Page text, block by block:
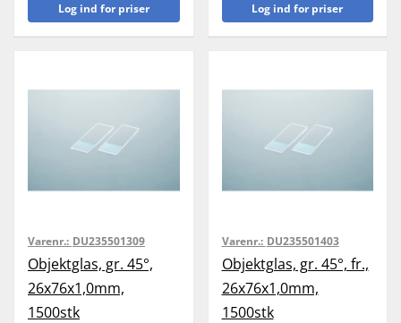
Log ind for priser Log ind for priser
Varenr.: DU235501309
Objektglas, gr. 45°,
26x76x1,0mm,
1500stk
Varenr.: DU235501403
Objektglas, gr. 45°, fr.,
26x76x1,0mm,
1500stk